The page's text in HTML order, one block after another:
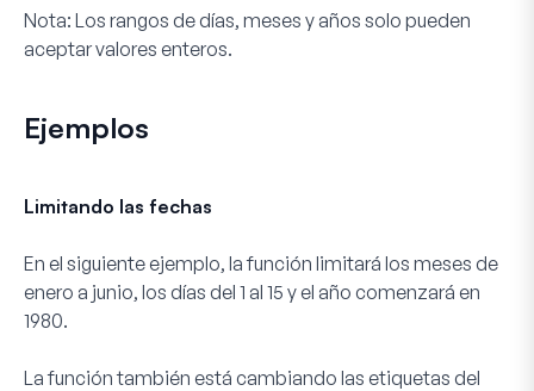
Nota: Los rangos de días, meses y años solo pueden
aceptar valores enteros.
Ejemplos
Limitando las fechas
En el siguiente ejemplo, la función limitará los meses de
enero a junio, los días del 1 al 15 y el año comenzará en
1980.
La función también está cambiando las etiquetas del